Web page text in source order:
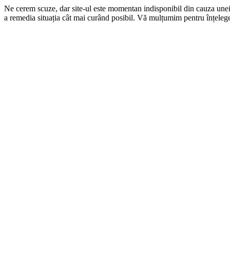
Ne cerem scuze, dar site-ul este momentan indisponibil din cauza
a remedia situația cât mai curând posibil. Vă mulțumim pentru